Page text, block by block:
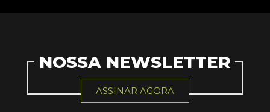
NOSSA NEWSLETTER
ASSINAR AGORA